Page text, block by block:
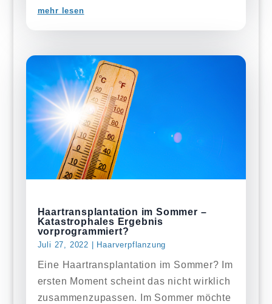
mehr lesen
Haartransplantation im Sommer –
Katastrophales Ergebnis
vorprogrammiert?
Juli 27, 2022 Haarverpflanzung
Eine Haartransplantation im Sommer? Im
ersten Moment scheint das nicht wirklich
zusammenzupassen. Im Sommer möchte